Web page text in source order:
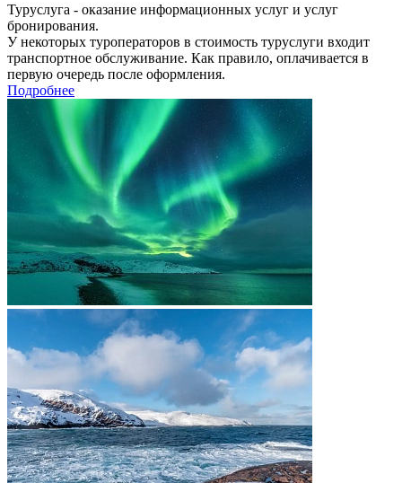
Туруслуга - оказание информационных услуг и услуг
бронирования.
У некоторых туроператоров в стоимость туруслуги входит
транспортное обслуживание. Как правило, оплачивается в
первую очередь после оформления.
Подробнее